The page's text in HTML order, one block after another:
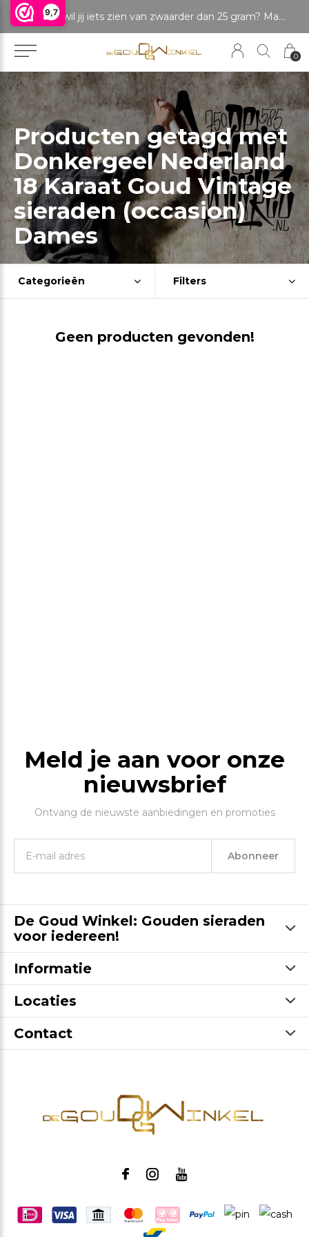
9,7
0
LET OP: wil jij iets zien van zwaarder dan 25 gram? Maak dan een afspraak om het product te bekijken. Producten boven de 25 gram NIET aanwezig in winkel. Betaal in delen
Producten getagd met
Donkergeel Nederland
18 Karaat Goud Vintage
sieraden (occasion)
Dames
Categorieën Filters
Geen producten gevonden!
Meld je aan voor onze
nieuwsbrief
Ontvang de nieuwste aanbiedingen en promoties
Abonneer
De Goud Winkel: Gouden sieraden
voor iedereen!
Informatie
Locaties
Contact